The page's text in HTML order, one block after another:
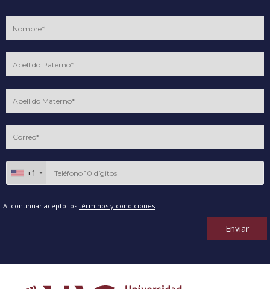
+1
Al continuar acepto los términos y condiciones
Enviar